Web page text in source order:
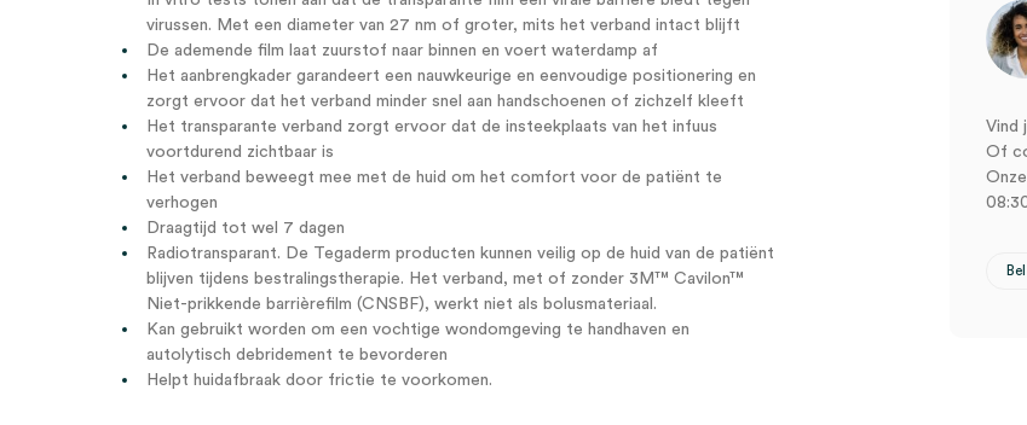
virussen. Met een diameter van 27 nm of groter, mits het verband intact blijft
De ademende film laat zuurstof naar binnen en voert waterdamp af
Het aanbrengkader garandeert een nauwkeurige en eenvoudige positionering en
zorgt ervoor dat het verband minder snel aan handschoenen of zichzelf kleeft
Het transparante verband zorgt ervoor dat de insteekplaats van het infuus
voortdurend zichtbaar is
Het verband beweegt mee met de huid om het comfort voor de patiënt te
verhogen
Draagtijd tot wel 7 dagen
Radiotransparant. De Tegaderm producten kunnen veilig op de huid van de patiënt
blijven tijdens bestralingstherapie. Het verband, met of zonder 3M™ Cavilon™
Niet-prikkende barrièrefilm (CNSBF), werkt niet als bolusmateriaal.
Kan gebruikt worden om een vochtige wondomgeving te handhaven en
autolytisch debridement te bevorderen
Helpt huidafbraak door frictie te voorkomen.
Vind
Of